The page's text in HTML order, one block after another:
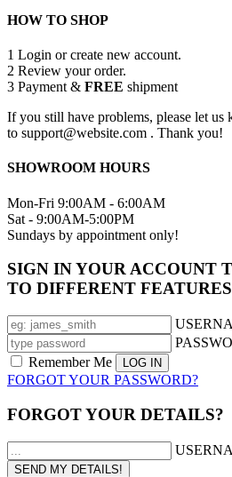
HOW TO SHOP
1 Login or create new account.
2 Review your order.
3 Payment & FREE shipment
If you still have problems, please let us
to support@website.com . Thank you!
SHOWROOM HOURS
Mon-Fri 9:00AM - 6:00AM
Sat - 9:00AM-5:00PM
Sundays by appointment only!
SIGN IN YOUR ACCOUNT
TO DIFFERENT FEATURES
Remember Me
FORGOT YOUR PASSWORD?
FORGOT YOUR DETAILS?